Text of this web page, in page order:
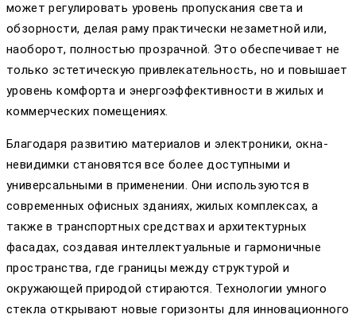
может регулировать уровень пропускания света и
обзорности, делая раму практически незаметной или,
наоборот, полностью прозрачной. Это обеспечивает не
только эстетическую привлекательность, но и повышает
уровень комфорта и энергоэффективности в жилых и
коммерческих помещениях.
Благодаря развитию материалов и электроники, окна-
невидимки становятся все более доступными и
универсальными в применении. Они используются в
современных офисных зданиях, жилых комплексах, а
также в транспортных средствах и архитектурных
фасадах, создавая интеллектуальные и гармоничные
пространства, где границы между структурой и
окружающей природой стираются. Технологии умного
стекла открывают новые горизонты для инновационного